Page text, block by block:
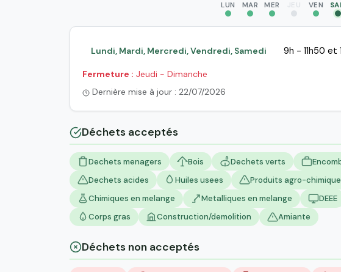
LUN MAR MER JEU VEN
Lundi, Mardi, Mercredi, Vendredi, Samedi 9h - 11h50 et
Fermeture : Jeudi - Dimanche
Dernière mise à jour : 22/07/2026
Déchets acceptés
Dechets menagers Bois Dechets verts
Dechets acides
Huiles usees Produits agro-
Chimiques en melange
Metalliques en melange DEEE
Corps gras
Construction/demolition Amiante
Déchets non acceptés